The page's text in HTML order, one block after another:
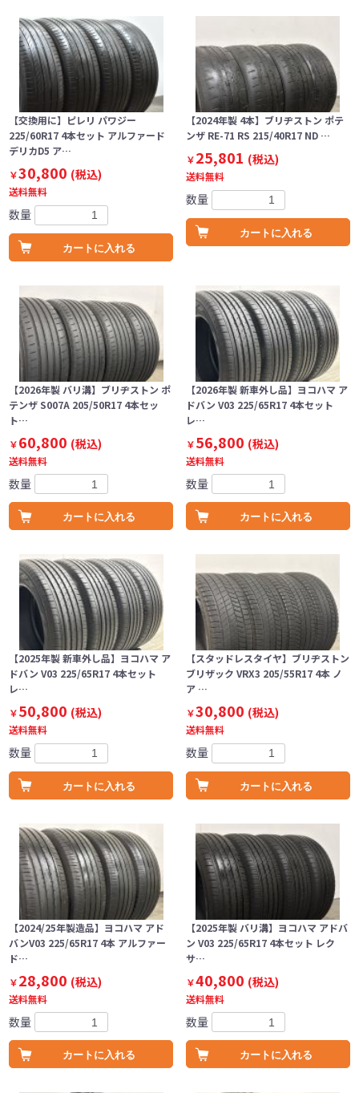
【交換用に】ピレリ パワジー
225/60R17 4本セット アルファード
デリカD5 ア…
￥30,800 (税込)
送料無料
数量
カートに入れる
【2024年製 4本】ブリヂストン ポテ
ンザ RE-71 RS 215/40R17 ND …
￥25,801 (税込)
送料無料
数量
カートに入れる
【2026年製 バリ溝】ブリヂストン ポ
テンザ S007A 205/50R17 4本セッ
ト…
￥60,800 (税込)
送料無料
数量
カートに入れる
【2026年製 新車外し品】ヨコハマ ア
ドバン V03 225/65R17 4本セット
レ…
￥56,800 (税込)
送料無料
数量
カートに入れる
【2025年製 新車外し品】ヨコハマ ア
ドバン V03 225/65R17 4本セット
レ…
￥50,800 (税込)
送料無料
数量
カートに入れる
【スタッドレスタイヤ】ブリヂストン
ブリザック VRX3 205/55R17 4本 ノ
ア …
￥30,800 (税込)
送料無料
数量
カートに入れる
【2024/25年製造品】ヨコハマ アド
バンV03 225/65R17 4本 アルファー
ド…
￥28,800 (税込)
送料無料
数量
カートに入れる
【2025年製 バリ溝】ヨコハマ アドバ
ン V03 225/65R17 4本セット レク
サ…
￥40,800 (税込)
送料無料
数量
カートに入れる